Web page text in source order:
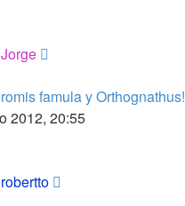
Jorge
famula y Orthognathus!
2012, 20:55
robertto